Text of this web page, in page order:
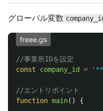
グローバル変数
freee.gs
//事業所IDを設定
const
company_id = '
//エントリポイント
function main() {